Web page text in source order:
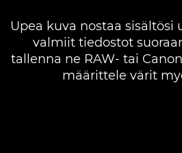
Upea kuva nostaa sisältösi
valmiit tiedostot
tallenna ne RAW- tai
määrittele värit